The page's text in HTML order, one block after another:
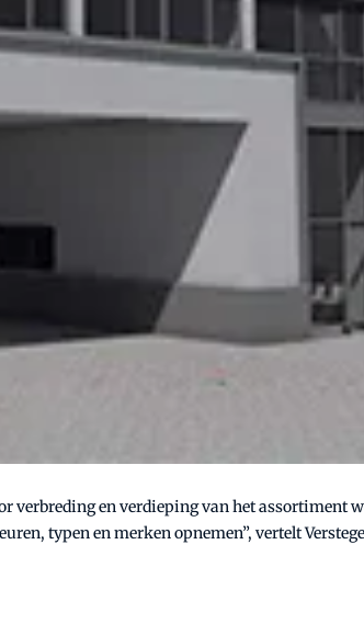
en verdieping van het assortiment
typen en merken opnemen”, vertelt